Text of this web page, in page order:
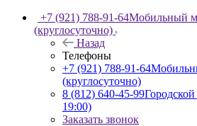
+7 (921) 788-91-64Мобильный
(круглосуточно)
Назад
Телефоны
+7 (921) 788-91-64
(круглосуточно)
8 (812) 640-45-99
19:00)
Заказать звонок